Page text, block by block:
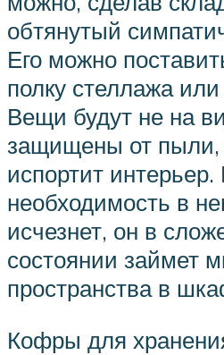
обтянутый
Его можно
полку стеллажа или
Вещи будут не на
защищены от пыли,
испортит интерьер.
необходимость в
исчезнет, он в
состоянии займет
пространства в
Кофры для